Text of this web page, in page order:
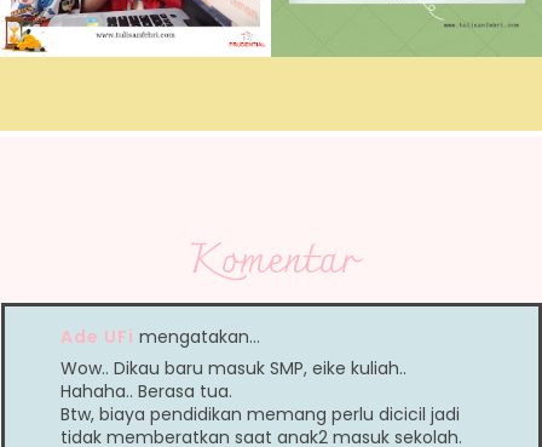
Komentar
Ade UFi mengatakan…
Wow.. Dikau baru masuk SMP, eike kuliah..
Hahaha.. Berasa tua.
Btw, biaya pendidikan memang perlu dicicil jadi
tidak memberatkan saat anak2 masuk sekolah.